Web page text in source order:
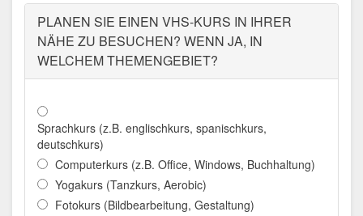
VOLKSHOCHSCHULE AALEN
Adresse:
Im Torhaus, Gmünder Str. 9, 73430
VOLKSHOCHSCHULE
ABENSBERG
Adresse: Stadtplatz 1, 93326 Abensberg
Aktualisiert: August 2021
PLANEN SIE EINEN VHS-KURS IN IHRER
NÄHE ZU BESUCHEN? WENN JA, IN
WELCHEM THEMENGEBIET?
Sprachkurs (z.B. englischkurs, spanischkurs,
deutschkurs)
Computerkurs (z.B. Office, Windows, Buchhaltung)
Yogakurs (Tanzkurs, Aerobic)
Fotokurs (Bildbearbeitung, Gestaltung)